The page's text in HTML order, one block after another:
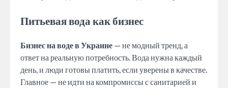
Питьевая вода как бизнес
Бизнес на воде в Украине — не модный тренд, а
ответ на реальную потребность. Вода нужна каждый
день, и люди готовы платить, если уверены в качестве.
Главное — не идти на компромиссы с санитарией и